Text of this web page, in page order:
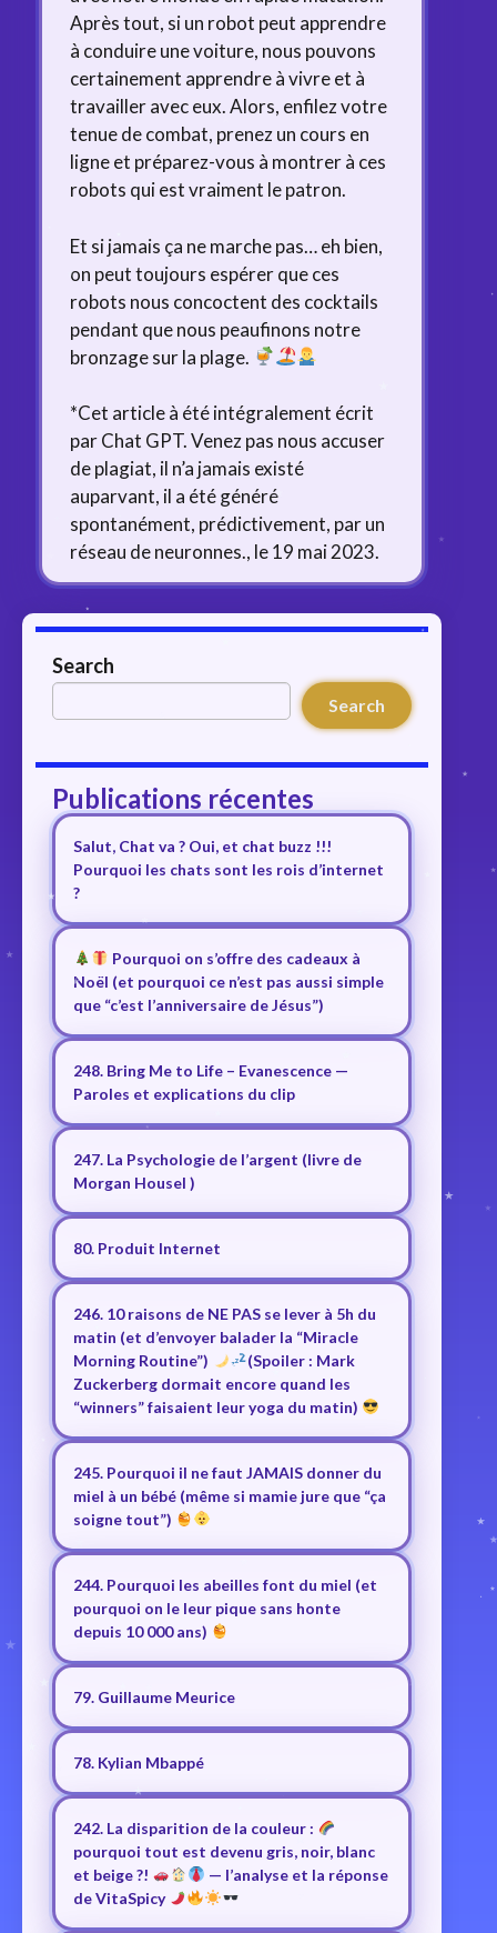
Après tout, si un robot peut apprendre
à conduire une voiture, nous pouvons
certainement apprendre à vivre et à
travailler avec eux. Alors, enfilez votre
tenue de combat, prenez un cours en
ligne et préparez-vous à montrer à ces
robots qui est vraiment le patron.
Et si jamais ça ne marche pas… eh bien,
on peut toujours espérer que ces
robots nous concoctent des cocktails
pendant que nous peaufinons notre
bronzage sur la plage.
*Cet article à été intégralement écrit
par Chat GPT. Venez pas nous accuser
de plagiat, il n’a jamais existé
auparvant, il a été généré
spontanément, prédictivement, par un
réseau de neuronnes., le 19 mai 2023.
Search
Search
Publications récentes
Salut, Chat va ? Oui, et chat buzz !!!
Pourquoi les chats sont les rois d’internet
?
Pourquoi on s’offre des cadeaux à
Noël (et pourquoi ce n’est pas aussi simple
que “c’est l’anniversaire de Jésus”)
248. Bring Me to Life – Evanescence —
Paroles et explications du clip
247. La Psychologie de l’argent (livre de
Morgan Housel )
80. Produit Internet
246. 10 raisons de NE PAS se lever à 5h du
matin (et d’envoyer balader la “Miracle
Morning Routine”)
(Spoiler : Mark
Zuckerberg dormait encore quand les
“winners” faisaient leur yoga du matin)
245. Pourquoi il ne faut JAMAIS donner du
miel à un bébé (même si mamie jure que “ça
soigne tout”)
244. Pourquoi les abeilles font du miel (et
pourquoi on le leur pique sans honte
depuis 10 000 ans)
79. Guillaume Meurice
78. Kylian Mbappé
242. La disparition de la couleur :
pourquoi tout est devenu gris, noir, blanc
et beige ?!
— l’analyse et la réponse
de VitaSpicy